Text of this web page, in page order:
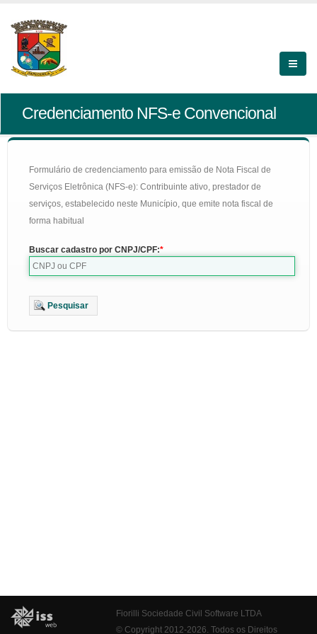
Credenciamento NFS-e Convencional
Formulário de credenciamento para emissão de Nota Fiscal de
Serviços Eletrônica (NFS-e): Contribuinte ativo, prestador de
serviços, estabelecido neste Município, que emite nota fiscal de
forma habitual
Buscar cadastro por CNPJ/CPF:
Pesquisar
Fiorilli Sociedade Civil Software LTDA
© Copyright 2012-2026. Todos os Direitos